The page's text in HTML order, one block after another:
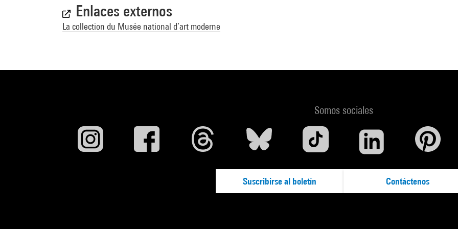
Kunsthaus, 3 juin-25 septembre 2016 // New York, The Museum of Modern Art, 20
Voir la notice sur le portail de la Bibliothèque Kandinsky
Enlaces externos
La collection du Musée national d’art moderne
Somos sociales
Suscribirse al boletín Contáctenos